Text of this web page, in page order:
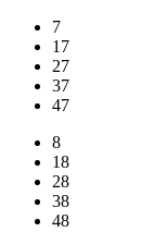
7
17
27
37
47
8
18
28
38
48